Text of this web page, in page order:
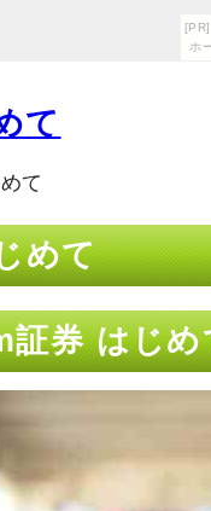
[PR]
ホ
て
て
めて
証券 はじめ